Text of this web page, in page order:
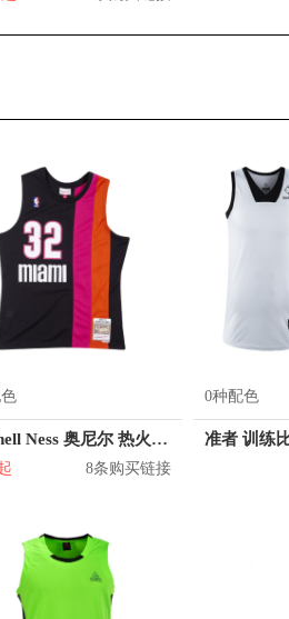
Mitchell Ness 奥尼尔 热火队 32号球衣
8条购买链接
0种配色